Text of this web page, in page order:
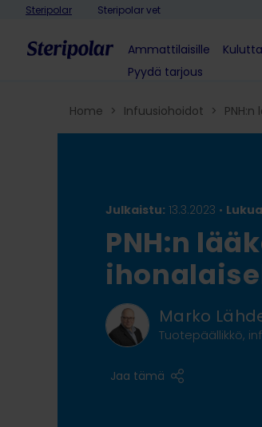
Skip to content
Steripolar Steripolar vet
Ammattilaisille
Pyydä tarjous
Home > Infuusiohoidot >
Julkaistu: 13.3.2023 •
PNH:n
Marko
Tuotepäällikkö,
Jaa tämä